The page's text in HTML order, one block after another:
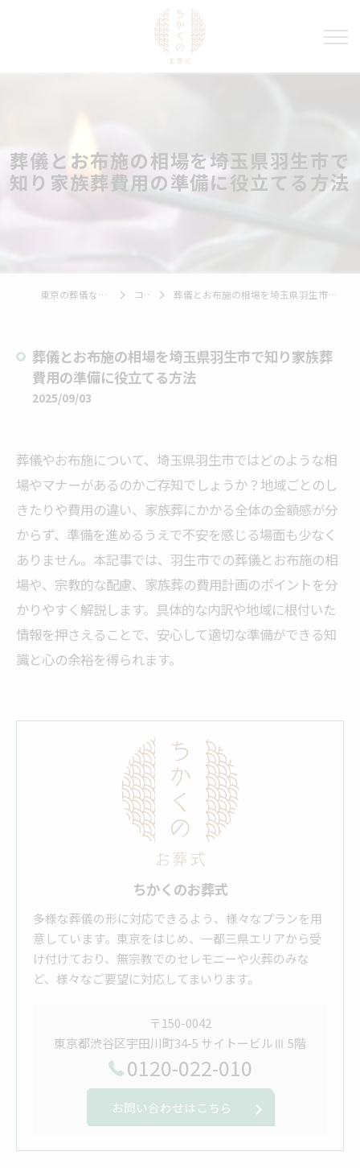
葬儀とお布施の相場を埼玉県羽生市で
知り家族葬費用の準備に役立てる方法
東京の葬儀ならちかくのお葬式 コラム 葬儀とお布施の相場を埼玉県羽生市で知り家族葬費用の準備に役立てる方法
葬儀とお布施の相場を埼玉県羽生市で知り家族葬
費用の準備に役立てる方法
2025/09/03
葬儀やお布施について、埼玉県羽生市ではどのような相
場やマナーがあるのかご存知でしょうか？地域ごとのし
きたりや費用の違い、家族葬にかかる全体の金額感が分
からず、準備を進めるうえで不安を感じる場面も少なく
ありません。本記事では、羽生市での葬儀とお布施の相
場や、宗教的な配慮、家族葬の費用計画のポイントを分
かりやすく解説します。具体的な内訳や地域に根付いた
情報を押さえることで、安心して適切な準備ができる知
識と心の余裕を得られます。
ちかくのお葬式
多様な葬儀の形に対応できるよう、様々なプランを用
意しています。東京をはじめ、一都三県エリアから受
け付けており、無宗教でのセレモニーや火葬のみな
ど、様々なご要望に対応してまいります。
〒150-0042
東京都渋谷区宇田川町34-5 サイトービルⅢ 5階
0120-022-010
お問い合わせはこちら